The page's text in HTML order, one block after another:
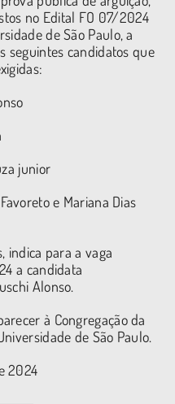
no Edital FO 07/2024
de São Paulo, a
seguintes candidatos que
junior
e Mariana Dias
indica para a vaga
a candidata
Alonso.
à Congregação da
de São Paulo.
2024